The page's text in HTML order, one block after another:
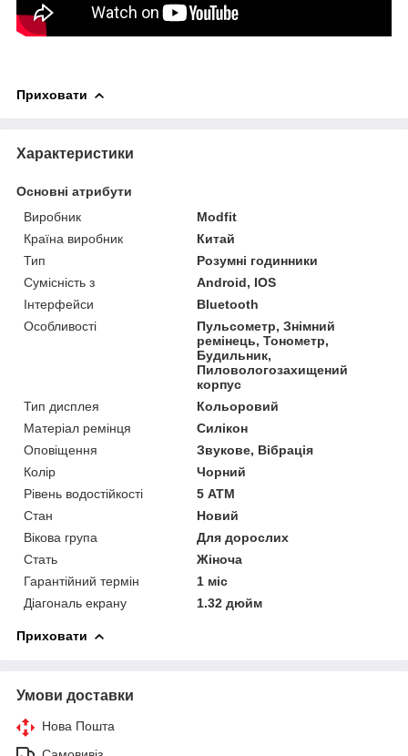
Приховати
Характеристики
Основні атрибути
Виробник
Modfit
Країна виробник
Китай
Тип
Розумні годинники
Сумісність з
Android, IOS
Інтерфейси
Bluetooth
Особливості
Пульсометр, Знімний
ремінець, Тонометр,
Будильник,
Пиловологозахищений
корпус
Тип дисплея
Кольоровий
Матеріал ремінця
Силікон
Оповіщення
Звукове, Вібрація
Колір
Чорний
Рівень водостійкості
5 АТМ
Стан
Новий
Вікова група
Для дорослих
Стать
Жіноча
Гарантійний термін
1 міс
Діагональ екрану
1.32 дюйм
Приховати
Умови доставки
Нова Пошта